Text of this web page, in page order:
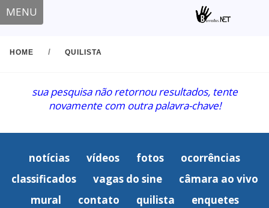
MENU
HOME / QUILISTA
sua pesquisa não retornou resultados, tente
novamente com outra palavra-chave!
notícias vídeos fotos
ocorrências
classificados
vagas do sine
câmara ao vivo
mural
contato quilista
enquetes